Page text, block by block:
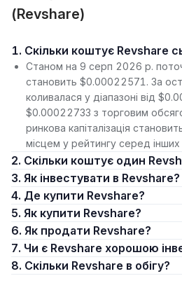
(Revshare)
1. Скільки коштує Revshare
Станом на 9 серп 2026 р.
становить $0.00022571. За
коливалася у діапазоні від
$0.00022733 з торговим
ринкова капіталізація
місцем у рейтингу серед
2. Скільки коштує один
3. Як інвестувати в Revshare?
4. Де купити Revshare?
5. Як купити Revshare?
6. Як продати Revshare?
7. Чи є Revshare хорошою
8. Скільки Revshare в обігу?